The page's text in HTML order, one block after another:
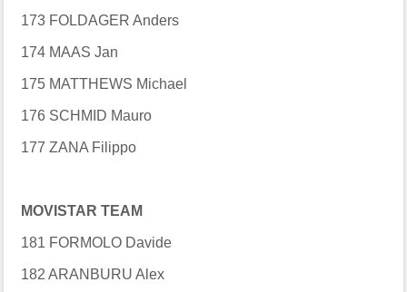
173 FOLDAGER Anders
174 MAAS Jan
175 MATTHEWS Michael
176 SCHMID Mauro
177 ZANA Filippo
MOVISTAR TEAM
181 FORMOLO Davide
182 ARANBURU Alex